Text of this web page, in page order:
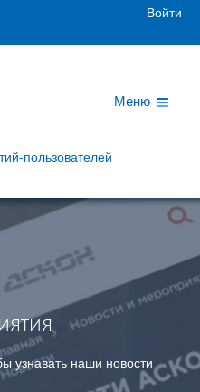
Войти
Меню
пользователей
узнавать наши новости